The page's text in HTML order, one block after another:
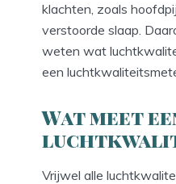
klachten, zoals
verstoorde slaap.
weten wat
een
Wat meet
Vrijwel alle